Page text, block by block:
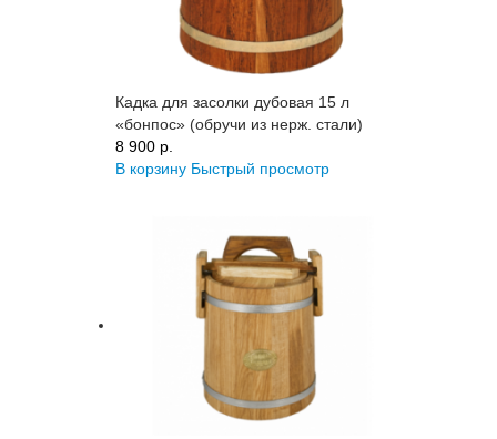
Кадка для засолки дубовая 15 л
«бонпос» (обручи из нерж. стали)
8 900 p.
В корзину Быстрый просмотр